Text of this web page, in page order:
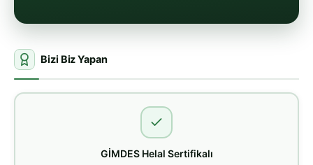
Bizi Biz Yapan
GİMDES Helal Sertifikalı